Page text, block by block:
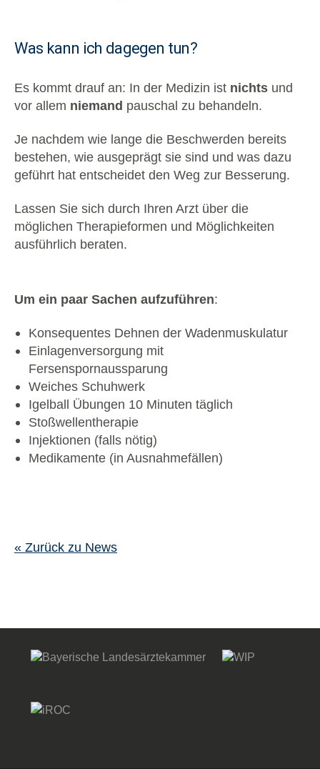
Was kann ich dagegen tun?
Es kommt drauf an: In der Medizin ist nichts und
vor allem niemand pauschal zu behandeln.
Je nachdem wie lange die Beschwerden bereits
bestehen, wie ausgeprägt sie sind und was dazu
geführt hat entscheidet den Weg zur Besserung.
Lassen Sie sich durch Ihren Arzt über die
möglichen Therapieformen und Möglichkeiten
ausführlich beraten.
Um ein paar Sachen aufzuführen:
Konsequentes Dehnen der Wadenmuskulatur
Einlagenversorgung mit
Fersenspornaussparung
Weiches Schuhwerk
Igelball Übungen 10 Minuten täglich
Stoßwellentherapie
Injektionen (falls nötig)
Medikamente (in Ausnahmefällen)
« Zurück zu News